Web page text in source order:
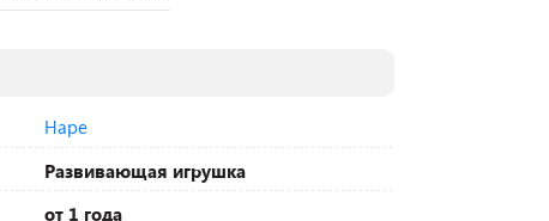
Hape
Развивающая игрушка
от 1 года